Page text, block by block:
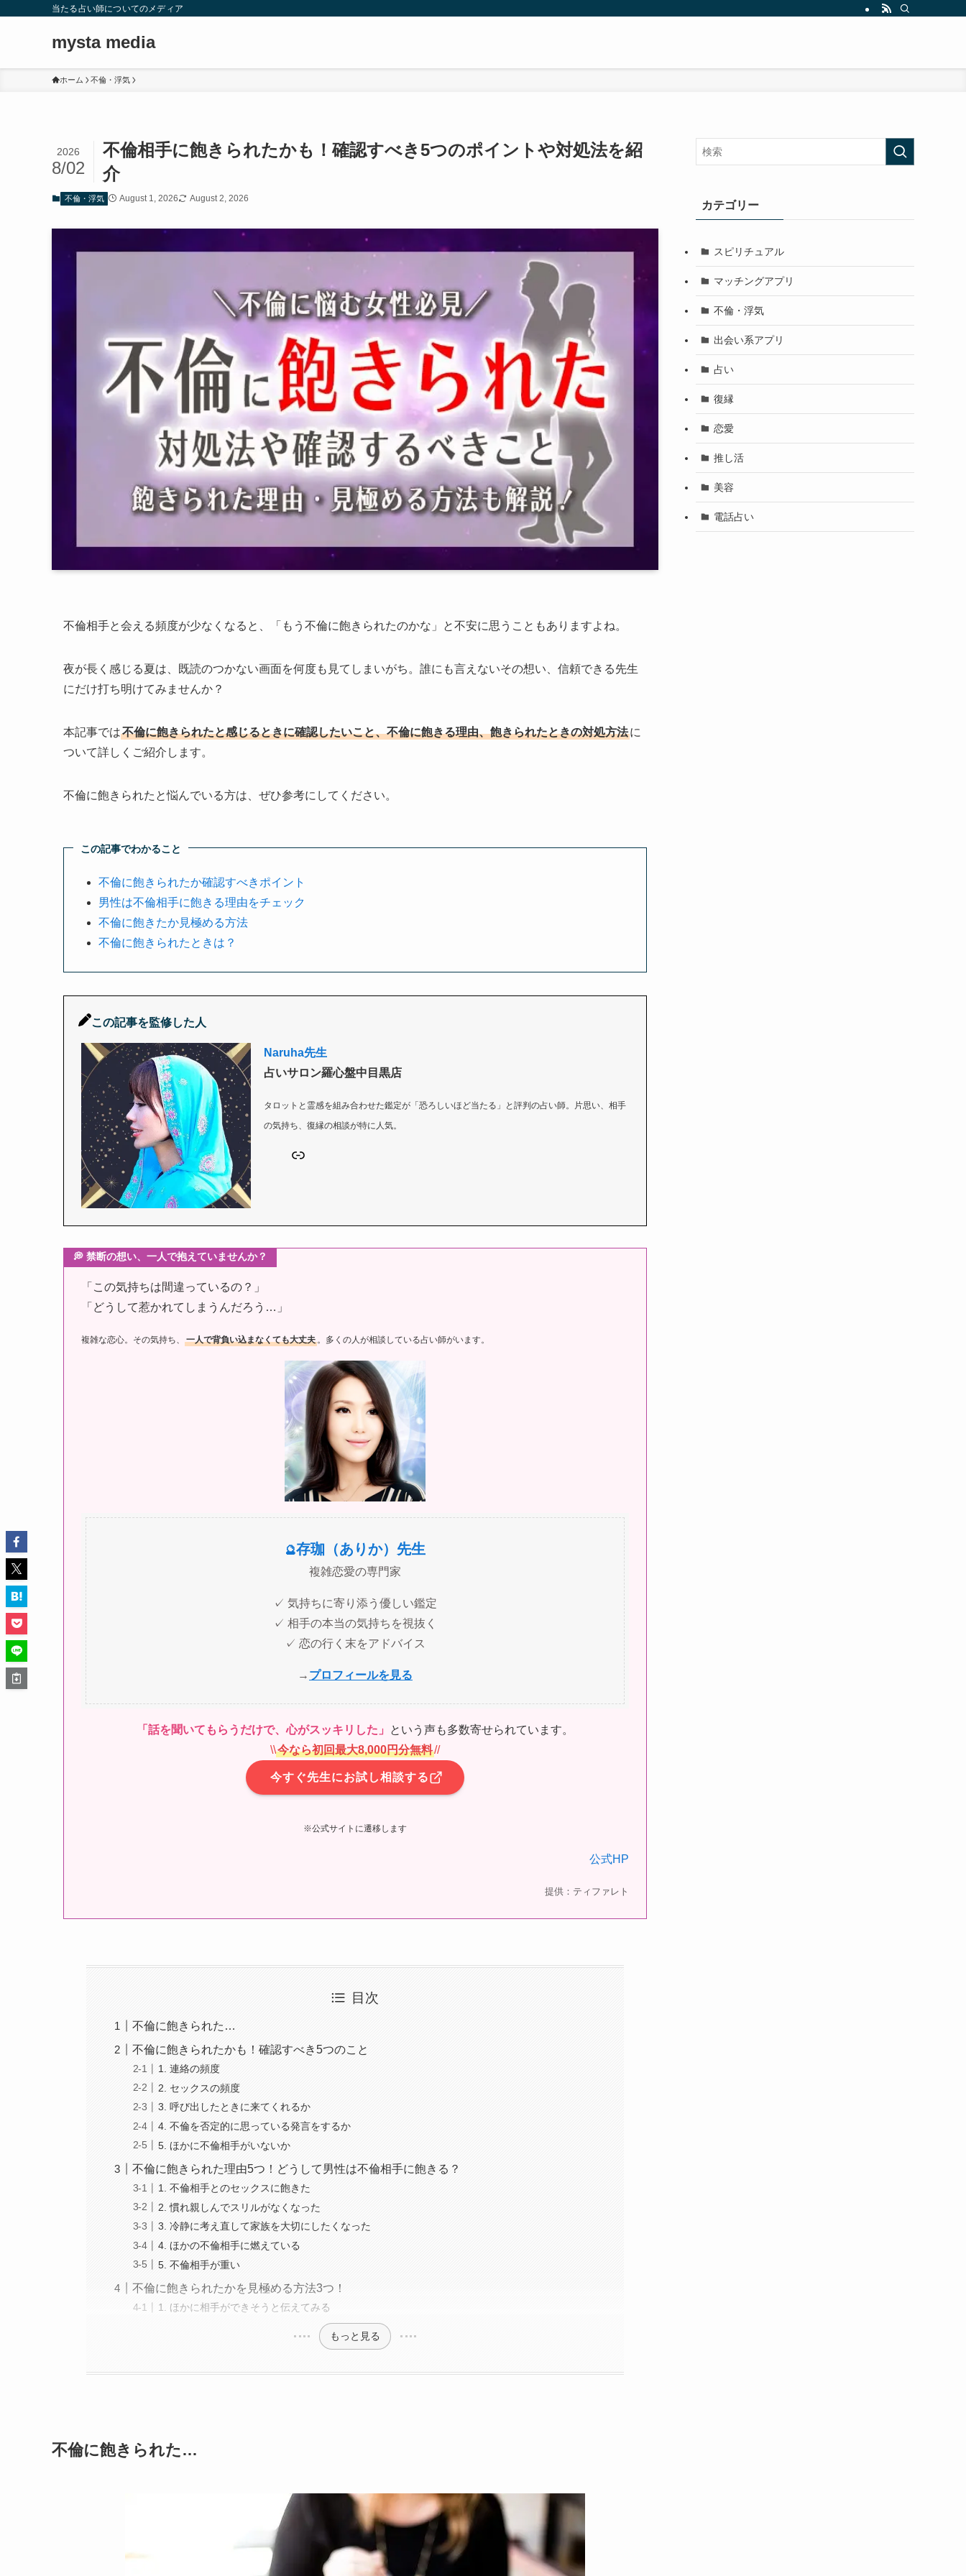
当たる占い師についてのメディア
mysta media
ホーム 不倫・浮気
不倫相手に飽きられたかも！確認すべき5つのポイントや対処法を紹
介
2026
8/02
不倫・浮気 August 1, 2026 August 2, 2026
不倫相手と会える頻度が少なくなると、「もう不倫に飽きられたのかな」と不安に思うこともありますよね。
夜が長く感じる夏は、既読のつかない画面を何度も見てしまいがち。誰にも言えないその想い、信頼できる先生
にだけ打ち明けてみませんか？
本記事では不倫に飽きられたと感じるときに確認したいこと、不倫に飽きる理由、飽きられたときの対処方法に
ついて詳しくご紹介します。
不倫に飽きられたと悩んでいる方は、ぜひ参考にしてください。
この記事でわかること
不倫に飽きられたか確認すべきポイント
男性は不倫相手に飽きる理由をチェック
不倫に飽きたか見極める方法
不倫に飽きられたときは？
この記事を監修した人
Naruha先生
占いサロン羅心盤中目黒店
タロットと霊感を組み合わせた鑑定が「恐ろしいほど当たる」と評判の占い師。片思い、相手
の気持ち、復縁の相談が特に人気。
リンク
💭 禁断の想い、一人で抱えていませんか？
「この気持ちは間違っているの？」
「どうして惹かれてしまうんだろう…」
複雑な恋心。その気持ち、 一人で背負い込まなくても大丈夫 。多くの人が相談している占い師がいます。
🔮存珈（ありか）先生
複雑恋愛の専門家
✓ 気持ちに寄り添う優しい鑑定
✓ 相手の本当の気持ちを視抜く
✓ 恋の行く末をアドバイス
→ プロフィールを見る
「話を聞いてもらうだけで、心がスッキリした」
という声も多数寄せられています。
\\今なら初回最大8,000円分無料//
今すぐ先生にお試し相談する
※公式サイトに遷移します
公式HP
提供：ティファレト
目次
不倫に飽きられた…
不倫に飽きられたかも！確認すべき5つのこと
1. 連絡の頻度
2. セックスの頻度
3. 呼び出したときに来てくれるか
4. 不倫を否定的に思っている発言をするか
5. ほかに不倫相手がいないか
不倫に飽きられた理由5つ！どうして男性は不倫相手に飽きる？
1. 不倫相手とのセックスに飽きた
2. 慣れ親しんでスリルがなくなった
3. 冷静に考え直して家族を大切にしたくなった
4. ほかの不倫相手に燃えている
5. 不倫相手が重い
不倫に飽きられたかを見極める方法3つ！
1. ほかに相手ができそうと伝えてみる
もっと見る
不倫に飽きられた…
カテゴリー
スピリチュアル
マッチングアプリ
不倫・浮気
出会い系アプリ
占い
復縁
恋愛
推し活
美容
電話占い